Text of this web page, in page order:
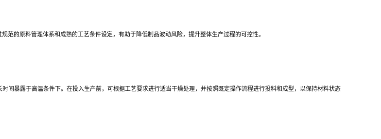
的原料管理体系和成熟的工艺条件设定，有助于降低制品波动风险，提升整体生产过程的可控性。
间暴露于高温条件下。在投入生产前，可根据工艺要求进行适当干燥处理，并按照既定操作流程进行投料和成型，以保持材料状态